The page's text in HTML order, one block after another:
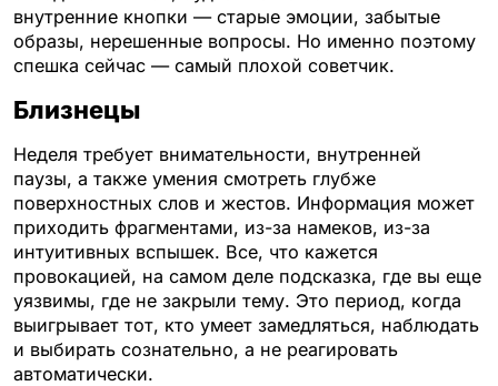
внутренние кнопки — старые эмоции, забытые
образы, нерешенные вопросы. Но именно поэтому
спешка сейчас — самый плохой советчик.
Близнецы
Неделя требует внимательности, внутренней
паузы, а также умения смотреть глубже
поверхностных слов и жестов. Информация может
приходить фрагментами, из-за намеков, из-за
интуитивных вспышек. Все, что кажется
провокацией, на самом деле подсказка, где вы еще
уязвимы, где не закрыли тему. Это период, когда
выигрывает тот, кто умеет замедляться, наблюдать
и выбирать сознательно, а не реагировать
автоматически.